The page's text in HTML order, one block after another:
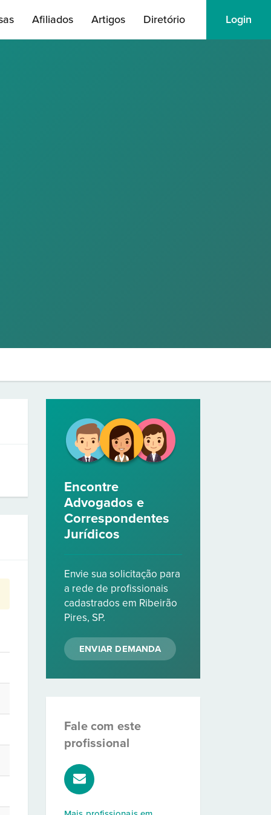
Afiliados Artigos Diretório Login
Encontre
Advogados e
Correspondentes
Jurídicos
Envie sua solicitação para
a rede de profissionais
cadastrados em Ribeirão
Pires, SP.
ENVIAR DEMANDA
Fale com este
profissional